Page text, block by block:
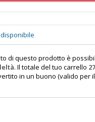
di questo prodotto è
. Il totale del tuo carrello 27
in un buono (valido per